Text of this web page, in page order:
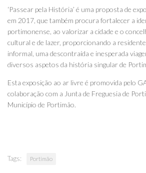
‘Passear pela História’ é uma proposta de
em 2017, que também procura fortalecer a
portimonense, ao valorizar a cidade e o
cultural e de lazer, proporcionando a
informal, uma descontraída e inesperada
diversos aspetos da história singular de
Esta exposição ao ar livre é promovida pelo
colaboração com a Junta de Freguesia de
Município de Portimão.
Tags: Portimão